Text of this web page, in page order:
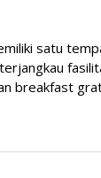
satu
breakfast